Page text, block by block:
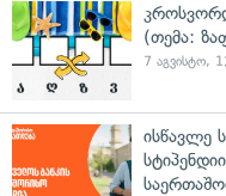
(თემა:
7 აგვისტო,
ისწავლე